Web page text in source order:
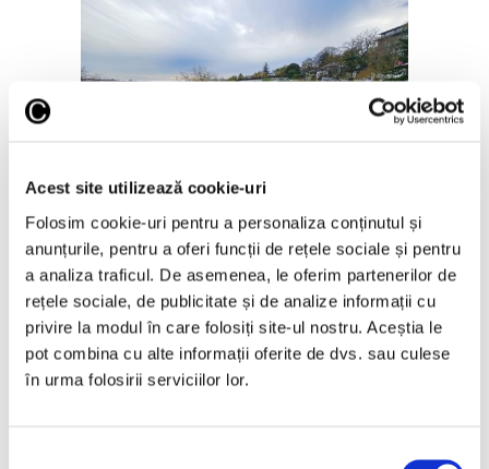
Acest site utilizează cookie-uri
Folosim cookie-uri pentru a personaliza conținutul și
anunțurile, pentru a oferi funcții de rețele sociale și pentru
a analiza traficul. De asemenea, le oferim partenerilor de
rețele sociale, de publicitate și de analize informații cu
privire la modul în care folosiți site-ul nostru. Aceștia le
pot combina cu alte informații oferite de dvs. sau culese
în urma folosirii serviciilor lor.
din țară, controversată.
Academia Română cere revenirea
la „autentic”
23 Noiembrie 2023
Articole recente